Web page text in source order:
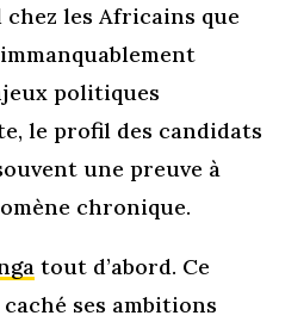
les Africains que
politiques
le profil des candidats
une preuve à
chronique.
tout d’abord. Ce
ses ambitions